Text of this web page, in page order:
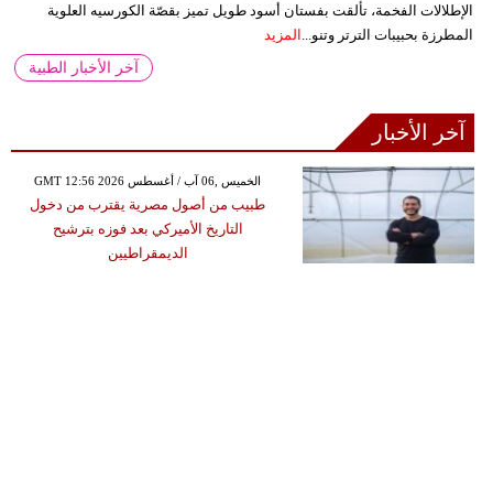
الإطلالات الفخمة، تألقت بفستان أسود طويل تميز بقصّة الكورسيه العلوية
المطرزة بحبيبات الترتر وتنو... المزيد
آخر الأخبار الطبية
آخر الأخبار
GMT 12:56 2026 الخميس ,06 آب / أغسطس
طبيب من أصول مصرية يقترب من دخول
التاريخ الأميركي بعد فوزه بترشيح
الديمقراطيين